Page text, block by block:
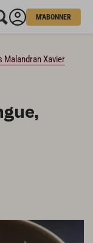
M'ABONNER
Malandran Xavier